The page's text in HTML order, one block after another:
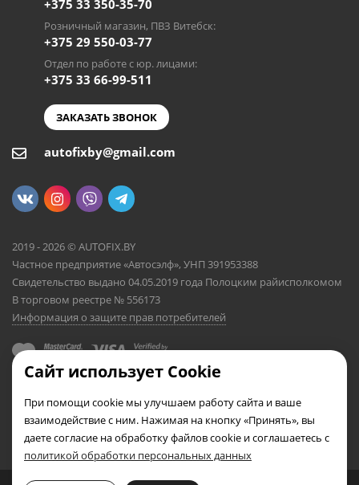
0
+375 33 350-35-70
Розничный магазин, ПВЗ Витебск:
+375 29 550-03-77
Отдел по работе с юр. лицами:
+375 33 66-99-511
ЗАКАЗАТЬ ЗВОНОК
autofixby@gmail.com
2019 - 2026 © AUTOFIX.BY
Частное предприятие «Автосэлф», УНП 391953388
Свидетельство выдано 04.05.2019 года Полоцким райисполкомом
В торговом реестре № 556173
Информация о защите прав потребителей
Сайт использует Cookie
При помощи cookie мы улучшаем работу сайта и ваше
взаимодействие с ним. Нажимая на кнопку «Принять», вы
даете согласие на обработку файлов cookie и соглашаетесь с
политикой обработки персональных данных